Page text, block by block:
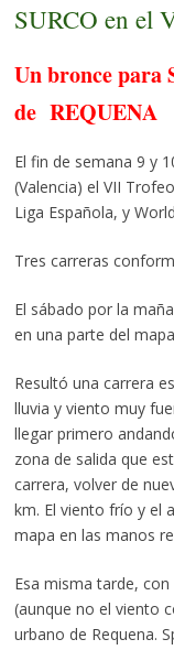
SURCO en el
Un bronce
de REQUENA
El fin de semana 9 y
(Valencia) el VII
Liga Española, y
Tres carreras
El sábado por la
en una parte del
Resultó una carrera
lluvia y viento muy
llegar primero
zona de salida que
carrera, volver de
km. El viento frío y el
mapa en las manos
Esa misma tarde,
(aunque no el viento
urbano de Requena.